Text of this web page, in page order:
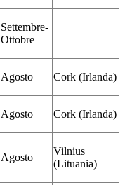
Settembre-
Ottobre
Agosto Cork (Irlanda)
Agosto Cork (Irlanda)
Agosto
Vilnius
(Lituania)